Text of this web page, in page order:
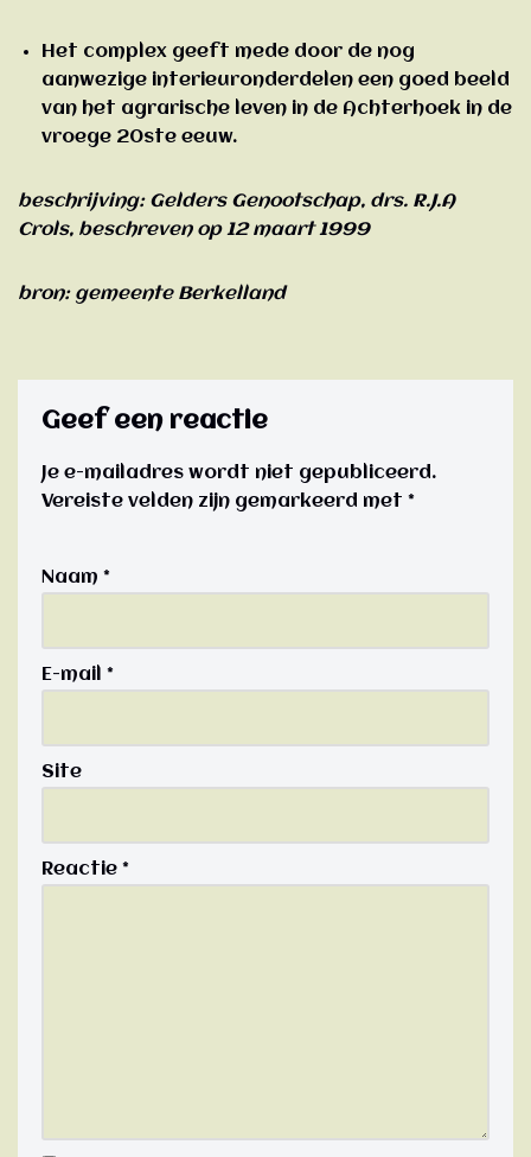
Het complex geeft mede door de nog
aanwezige interieuronderdelen een goed beeld
van het agrarische leven in de Achterhoek in de
vroege 20ste eeuw.
beschrijving: Gelders Genootschap, drs. R.J.A
Crols, beschreven op 12 maart 1999
bron: gemeente Berkelland
Geef een reactie
Je e-mailadres wordt niet gepubliceerd.
Vereiste velden zijn gemarkeerd met *
Naam *
E-mail *
Site
Reactie *